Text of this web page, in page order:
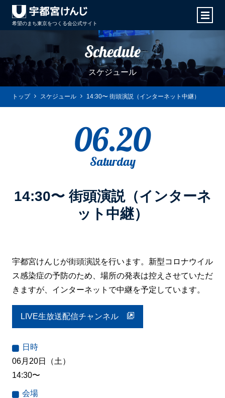
希望のまち東京をつくる会公式サイト
Schedule
スケジュール
トップ スケジュール 14:30〜 街頭演説（インターネット中継）
06.20
Saturday
14:30〜 街頭演説（インターネ
ット中継）
宇都宮けんじが街頭演説を行います。新型コロナウイル
ス感染症の予防のため、場所の発表は控えさせていただ
きますが、インターネットで中継を予定しています。
LIVE生放送配信チャンネル
日時
06月20日（土）
14:30〜
会場